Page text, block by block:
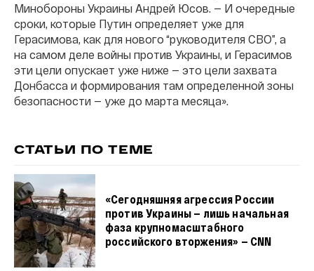
Минобороны Украины Андрей Юсов. — И очередные
сроки, которые Путин определяет уже для
Герасимова, как для нового “руководителя СВО”, а
на самом деле войны против Украины, и Герасимов
эти цели опускает уже ниже — это цели захвата
Донбасса и формирования там определенной зоны
безопасности — уже до марта месяца».
СТАТЬИ ПО ТЕМЕ
«Сегодняшняя агрессия России
против Украины — лишь начальная
фаза крупномасштабного
российского вторжения» — CNN